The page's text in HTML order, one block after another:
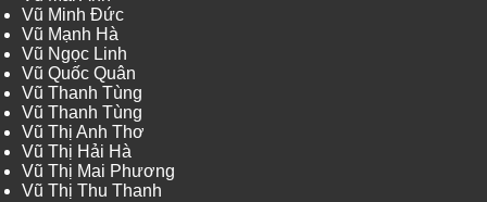
Vũ Minh Đức
Vũ Mạnh Hà
Vũ Ngọc Linh
Vũ Quốc Quân
Vũ Thanh Tùng
Vũ Thanh Tùng
Vũ Thị Anh Thơ
Vũ Thị Hải Hà
Vũ Thị Mai Phương
Vũ Thị Thu Thanh